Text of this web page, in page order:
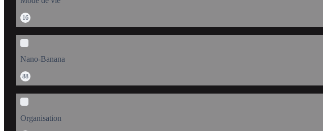
16
Nano-Banana
88
Organisation